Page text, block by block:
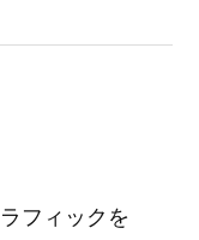
フィックを